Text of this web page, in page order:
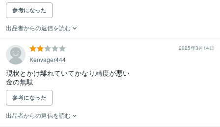
参考になった
出品者からの返信を読む
2025年3月14日
Kenvager444
現状とかけ離れていてかなり精度が悪い
金の無駄
参考になった
出品者からの返信を読む